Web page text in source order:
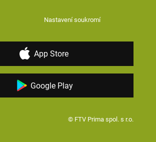
Nastavení soukromí
App Store
Google Play
© FTV Prima spol. s r.o.